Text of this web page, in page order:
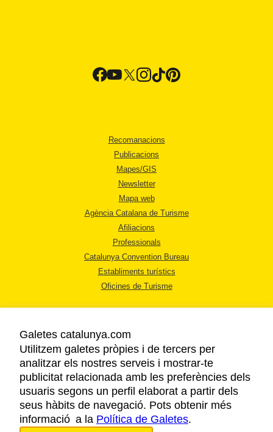
Recomanacions
Publicacions
Mapes/GIS
Newsletter
Mapa web
Agència Catalana de Turisme
Afiliacions
Professionals
Catalunya Convention Bureau
Establiments turístics
Oficines de Turisme
AVÍS LEGAL
POLÍTICA DE PRIVACITAT
COOKIES
ACCESSIBILITAT
Galetes catalunya.com
Utilitzem galetes pròpies i de tercers per
analitzar els nostres serveis i mostrar-te
publicitat relacionada amb les preferències dels
usuaris segons un perfil elaborat a partir dels
seus hàbits de navegació. Pots obtenir més
informació a la Política de Galetes.